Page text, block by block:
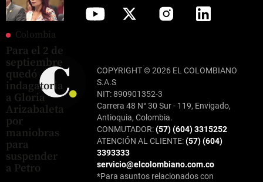
Colombia
Para el 2 de
septiembre
quedó
indagatoria
a Gloria
Arizabaleta
por
maniobras
para
suspender
a Petro
COPYRIGHT © 2026 EL COLOMBIANO
S.A.S
NIT: 890901352-3
Carrera 48 N° 30 Sur - 119, Envigado,
Antioquia, Colombia.
CONMUTADOR:(57) (604) 3315252
ATENCIÓN AL CLIENTE:(57) (604)
3393333
servicio@elcolombiano.com.co
*Para asuntos relacionados con